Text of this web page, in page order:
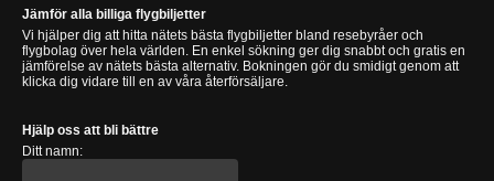
Jämför alla billiga flygbiljetter
Vi hjälper dig att hitta nätets bästa flygbiljetter bland resebyråer och
flygbolag över hela världen. En enkel sökning ger dig snabbt och gratis en
jämförelse av nätets bästa alternativ. Bokningen gör du smidigt genom att
klicka dig vidare till en av våra återförsäljare.
Hjälp oss att bli bättre
Ditt namn: